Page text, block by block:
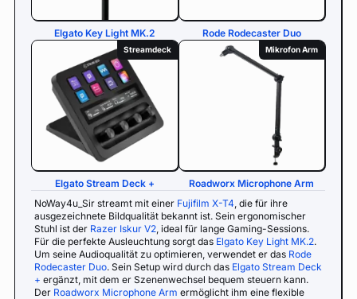
NoWay4u_Sir streamt mit einer Fujifilm X-T4 , die für ihre
ausgezeichnete Bildqualität bekannt ist. Sein ergonomischer
Stuhl ist der Razer Iskur V2 , ideal für lange Gaming-Sessions.
Für die perfekte Ausleuchtung sorgt das Elgato Key Light MK.2.
Um seine Audioqualität zu optimieren, verwendet er das Rode
Rodecaster Duo. Sein Setup wird durch das Elgato Stream Deck
+ ergänzt, mit dem er Szenenwechsel bequem steuern kann.
Der Roadworx Microphone Arm ermöglicht ihm eine flexible
Elgato Key Light MK.2 Rode Rodecaster Duo
Streamdeck
Elgato Stream Deck +
Mikrofon Arm
Roadworx Microphone Arm